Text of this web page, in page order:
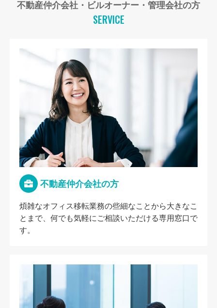
不動産仲介会社・ビルオーナー・管理会社の方
SERVICE
不動産仲介会社の方
煩雑なオフィス移転業務の些細なことから大きなこ
とまで、何でも気軽にご相談いただける専用窓口で
す。